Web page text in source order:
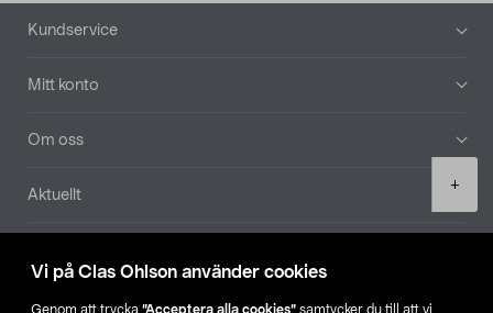
Vi på Clas Ohlson använder cookies
Genom att trycka ”Acceptera alla cookies” samtycker du till att vi
+
Sidfot
Kundservice
Mitt konto
Om oss
Aktuellt
Hitta butik